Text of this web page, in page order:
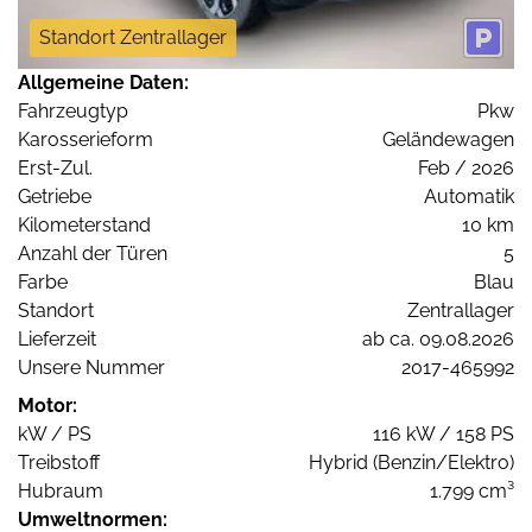
Standort Zentrallager
Allgemeine Daten:
Fahrzeugtyp
Pkw
Karosserieform
Geländewagen
Erst-Zul.
Feb / 2026
Getriebe
Automatik
Kilometerstand
10 km
Anzahl der Türen
5
Farbe
Blau
Standort
Zentrallager
Lieferzeit
ab ca. 09.08.2026
Unsere Nummer
2017-465992
Motor:
kW / PS
116 kW / 158 PS
Treibstoff
Hybrid (Benzin/Elektro)
Hubraum
1.799 cm³
Umweltnormen: